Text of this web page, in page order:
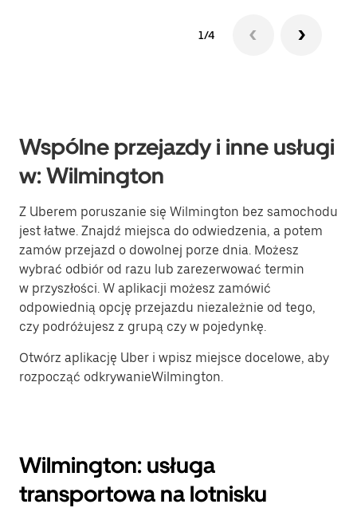
1/4
Wspólne przejazdy i inne usługi
w: Wilmington
Z Uberem poruszanie się Wilmington bez samochodu
jest łatwe. Znajdź miejsca do odwiedzenia, a potem
zamów przejazd o dowolnej porze dnia. Możesz
wybrać odbiór od razu lub zarezerwować termin
w przyszłości. W aplikacji możesz zamówić
odpowiednią opcję przejazdu niezależnie od tego,
czy podróżujesz z grupą czy w pojedynkę.
Otwórz aplikację Uber i wpisz miejsce docelowe, aby
rozpocząć odkrywanieWilmington.
Wilmington: usługa
transportowa na lotnisku